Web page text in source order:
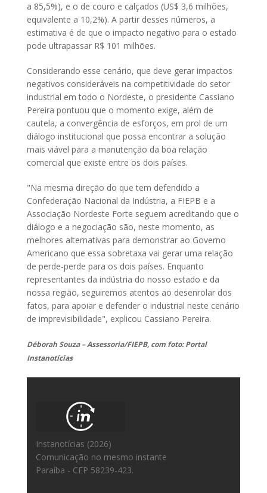
a 85,5%), e o de couro e calçados (US$ 3,6 milhões,
equivalente a 10,2%). A partir desses números, a
estimativa é de que o impacto negativo para o estado
pode ultrapassar R$ 101 milhões.
Considerando esse cenário, que deve gerar impactos
negativos consideráveis na competitividade do setor
industrial em todo o Nordeste, o presidente Cassiano
Pereira pontuou que o momento exige, além de
cautela, a convergência de esforços, em prol de um
diálogo institucional que possa encontrar a solução
mais viável para a manutenção da boa relação
comercial que existe entre os dois países.
"Na mesma direção do que tem defendido a
Confederação Nacional da Indústria, a FIEPB e a
Associação Nordeste Forte seguem acreditando que o
diálogo e a negociação são, neste momento, as
melhores alternativas para demonstrar ao Governo
Americano que essa sobretaxa vai gerar uma relação
de perde-perde para os dois países. Enquanto
representantes da indústria do nosso estado e da
nossa região, seguiremos atentos ao desenrolar dos
fatos, para apoiar e defender o industrial neste cenário
de imprevisibilidade", explicou Cassiano Pereira.
Déborah Souza – Assessoria/FIEPB, com foto: Portal
Instanotícias
Instanotícias (2026)
Comunicação no mesmo instante
Paraíba - CEP 58239-423.